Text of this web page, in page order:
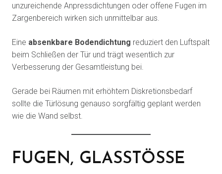
unzureichende Anpressdichtungen oder offene Fugen im
Zargenbereich wirken sich unmittelbar aus.
Eine absenkbare Bodendichtung reduziert den Luftspalt
beim Schließen der Tür und trägt wesentlich zur
Verbesserung der Gesamtleistung bei.
Gerade bei Räumen mit erhöhtem Diskretionsbedarf
sollte die Türlösung genauso sorgfältig geplant werden
wie die Wand selbst.
FUGEN, GLASSTÖSSE U